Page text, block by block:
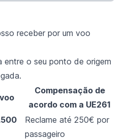
receber por um voo
entre o seu ponto de origem
Compensação de
acordo com a UE261
Reclame até 250€ por
passageiro